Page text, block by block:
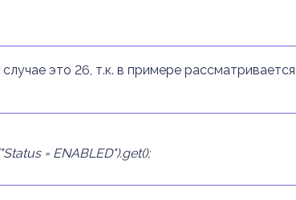
это 26, т.к. в примере
= ENABLED").get();